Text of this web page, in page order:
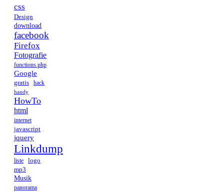
css
Design
download
facebook
Firefox
Fotografie
functions.php
Google
gratis hack
handy
HowTo
html
internet
javascript
jquery
Linkdump
liste
logo
mp3
Musik
panorama